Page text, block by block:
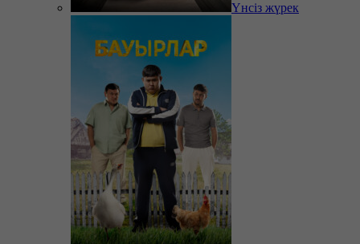
Үнсіз жүрек